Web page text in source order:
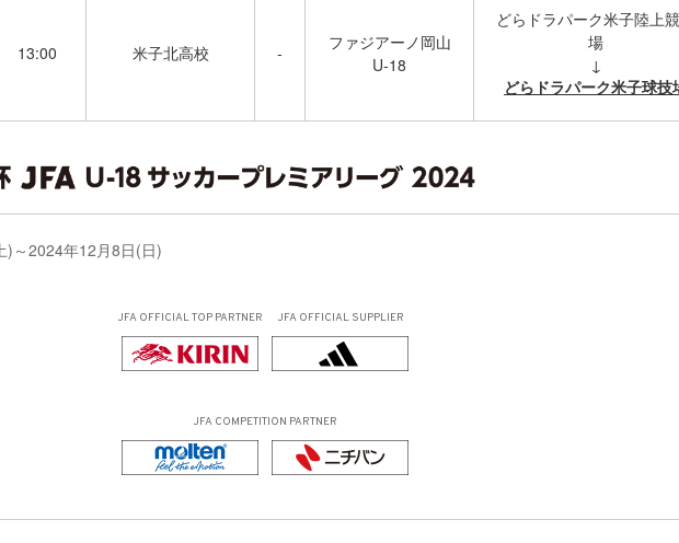
13:00 米子北高校 -
ファジアーノ岡山
U-18
どらドラパーク米子陸上
場
↓
どらドラパーク米子球技
)～2024年12月8日(日)
JFA OFFICIALTOP PARTNER JFA OFFICIAL SUPPLIER
JFA COMPETITION PARTNER